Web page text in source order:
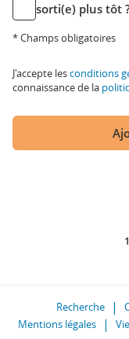
sorti(e) plus tôt
* Champs obligatoires
J'accepte lesconditions
connaissance de la
Recherche
Mentions légales